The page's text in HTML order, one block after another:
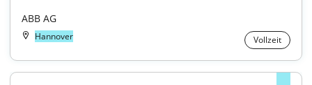
ABB AG
Hannover Vollzeit